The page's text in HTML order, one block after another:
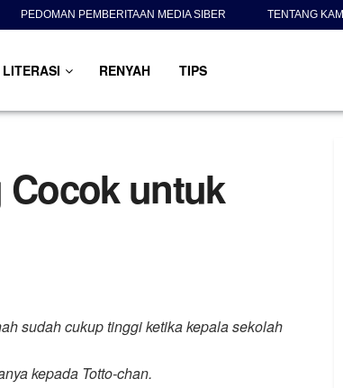
PEDOMAN PEMBERITAAN MEDIA SIBER TENTANG KAMI
LITERASI RENYAH TIPS
Cocok untuk
sudah cukup tinggi ketika kepala sekolah
kepada Totto-chan.